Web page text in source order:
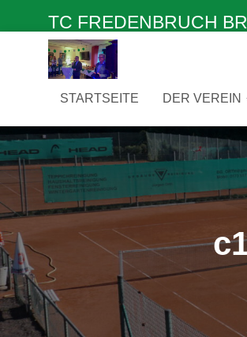
TC FREDENBRUCH
STARTSEITE DER VEREIN